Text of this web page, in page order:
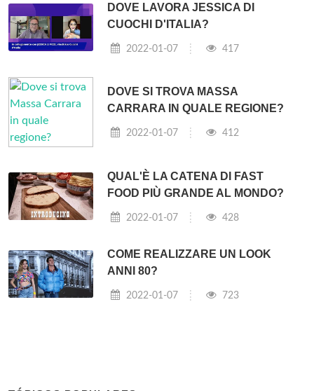
DOVE LAVORA JESSICA DI
CUOCHI D'ITALIA?
2022-01-07 417
DOVE SI TROVA MASSA
CARRARA IN QUALE REGIONE?
2022-01-07 412
QUAL'È LA CATENA DI FAST
FOOD PIÙ GRANDE AL MONDO?
2022-01-07 428
COME REALIZZARE UN LOOK
ANNI 80?
2022-01-07 723